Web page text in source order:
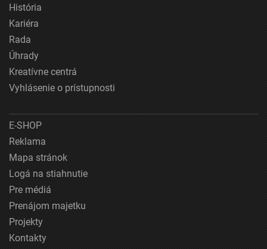
História
Kariéra
Rada
Úhrady
Kreatívne centrá
Vyhlásenie o prístupnosti
E-SHOP
Reklama
Mapa stránok
Logá na stiahnutie
Pre médiá
Prenájom majetku
Projekty
Kontakty